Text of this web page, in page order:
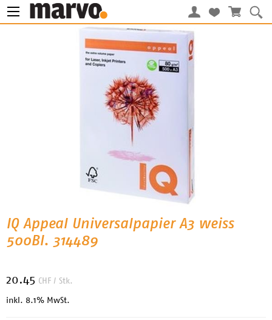
IQ Appeal Universalpapier A3 weiss
500Bl. 314489
20.45 CHF / Stk.
inkl. 8.1% MwSt.